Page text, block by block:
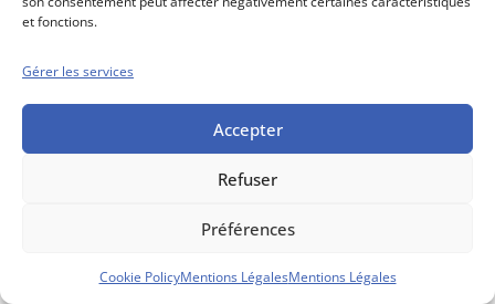
et fonctions.
Gérer les services
Accepter
Refuser
Préférences
Cookie PolicyMentions LégalesMentions Légales